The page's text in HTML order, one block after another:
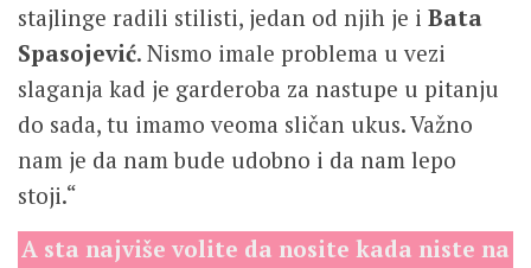
stajlinge radili stilisti, jedan od njih je i Bata
Spasojević. Nismo imale problema u vezi
slaganja kad je garderoba za nastupe u pitanju
do sada, tu imamo veoma sličan ukus. Važno
nam je da nam bude udobno i da nam lepo
stoji.“
A sta najviše volite da nosite kada niste na